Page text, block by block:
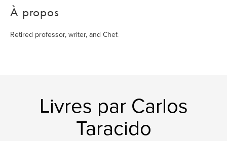
À propos
Retired professor, writer, and Chef.
Livres par Carlos
Taracido